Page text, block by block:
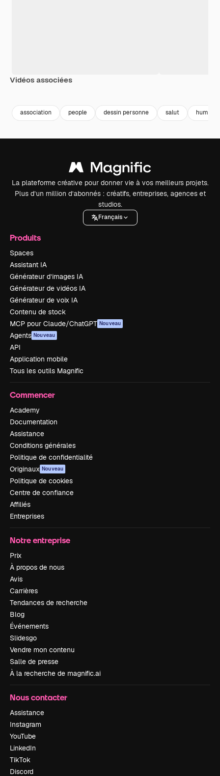
Vidéos associées
association people dessin personne salut humain
La plateforme créative pour donner vie à vos meilleurs projets.
Plus d’un million d’abonnés : créatifs, entreprises, agences et
studios.
Français
Produits
Spaces
Assistant IA
Générateur d’images IA
Générateur de vidéos IA
Générateur de voix IA
Contenu de stock
MCP pour Claude/ChatGPT Nouveau
Agents Nouveau
API
Application mobile
Tous les outils Magnific
Commencer
Academy
Documentation
Assistance
Conditions générales
Politique de confidentialité
Originaux Nouveau
Politique de cookies
Centre de confiance
Affiliés
Entreprises
Notre entreprise
Prix
À propos de nous
Avis
Carrières
Tendances de recherche
Blog
Événements
Slidesgo
Vendre mon contenu
Salle de presse
À la recherche de magnific.ai
Nous contacter
Assistance
Instagram
YouTube
LinkedIn
TikTok
Discord